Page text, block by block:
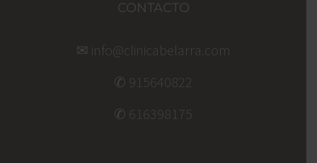
CONTACTO
✉ info@clinicabelarra.com
✆ 915640822
✆ 616398175